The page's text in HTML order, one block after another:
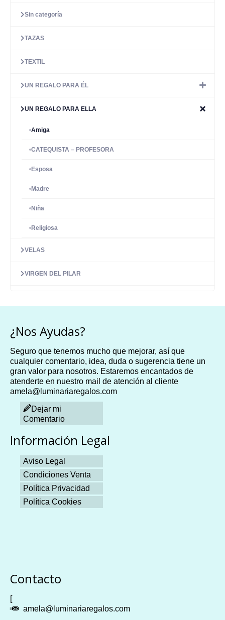
Sin categoría
TAZAS
TEXTIL
UN REGALO PARA ÉL
UN REGALO PARA ELLA
Amiga
CATEQUISTA – PROFESORA
Esposa
Madre
Niña
Religiosa
VELAS
VIRGEN DEL PILAR
¿Nos Ayudas?
Seguro que tenemos mucho que mejorar, así que
cualquier comentario, idea, duda o sugerencia tiene un
gran valor para nosotros. Estaremos encantados de
atenderte en nuestro mail de atención al cliente
amela@luminariaregalos.com
Dejar mi
Comentario
Información Legal
Aviso Legal
Condiciones Venta
Política Privacidad
Política Cookies
Contacto
[
amela@luminariaregalos.com